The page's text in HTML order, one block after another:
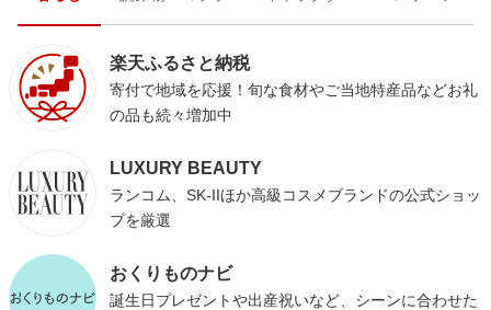
楽天ふるさと納税
寄付で地域を応援！旬な食材やご当地特産品などお礼
の品も続々増加中
LUXURY BEAUTY
ランコム、SK-IIほか高級コスメブランドの公式ショッ
プを厳選
おくりものナビ
誕生日プレゼントや出産祝いなど、シーンに合わせた